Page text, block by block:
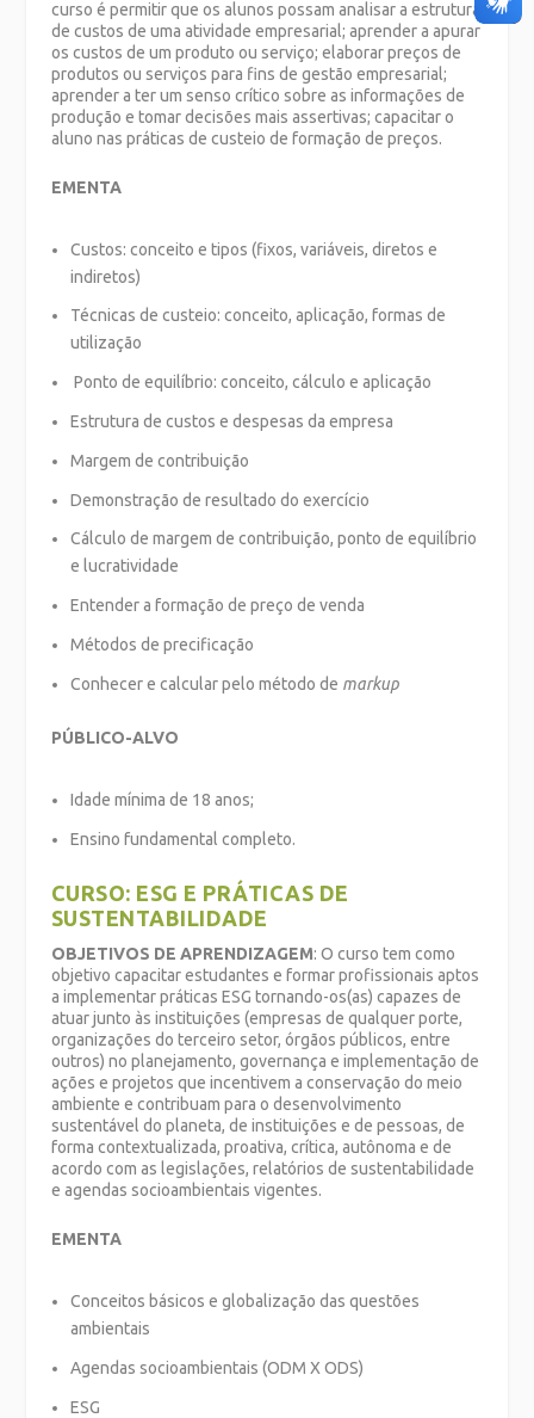
curso é permitir que os alunos possam analisar a estrutura
de custos de uma atividade empresarial; aprender a apurar
os custos de um produto ou serviço; elaborar preços de
produtos ou serviços para fins de gestão empresarial;
aprender a ter um senso crítico sobre as informações de
produção e tomar decisões mais assertivas; capacitar o
aluno nas práticas de custeio de formação de preços.
EMENTA
Custos: conceito e tipos (fixos, variáveis, diretos e
indiretos)
Técnicas de custeio: conceito, aplicação, formas de
utilização
Ponto de equilíbrio: conceito, cálculo e aplicação
Estrutura de custos e despesas da empresa
Margem de contribuição
Demonstração de resultado do exercício
Cálculo de margem de contribuição, ponto de equilíbrio
e lucratividade
Entender a formação de preço de venda
Métodos de precificação
Conhecer e calcular pelo método de markup
PÚBLICO-ALVO
Idade mínima de 18 anos;
Ensino fundamental completo.
CURSO: ESG E PRÁTICAS DE
SUSTENTABILIDADE
OBJETIVOS DE APRENDIZAGEM: O curso tem como
objetivo capacitar estudantes e formar profissionais aptos
a implementar práticas ESG tornando-os(as) capazes de
atuar junto às instituições (empresas de qualquer porte,
organizações do terceiro setor, órgãos públicos, entre
outros) no planejamento, governança e implementação de
ações e projetos que incentivem a conservação do meio
ambiente e contribuam para o desenvolvimento
sustentável do planeta, de instituições e de pessoas, de
forma contextualizada, proativa, crítica, autônoma e de
acordo com as legislações, relatórios de sustentabilidade
e agendas socioambientais vigentes.
EMENTA
Conceitos básicos e globalização das questões
ambientais
Agendas socioambientais (ODM X ODS)
ESG